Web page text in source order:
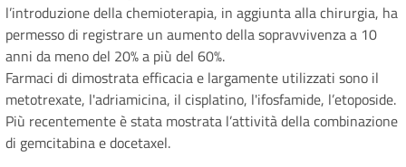
l’introduzione della chemioterapia, in aggiunta alla chirurgia, ha
permesso di registrare un aumento della sopravvivenza a 10
anni da meno del 20% a più del 60%.
Farmaci di dimostrata efficacia e largamente utilizzati sono il
metotrexate, l'adriamicina, il cisplatino, l'ifosfamide, l’etoposide.
Più recentemente è stata mostrata l’attività della combinazione
di gemcitabina e docetaxel.